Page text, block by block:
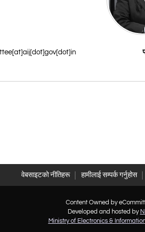
वेबसाइटको नीतिहरू हामीलाई सम्पर्क गर्नुहोस
Content Owned by
Developed and hosted by
Ministry of Electronics &